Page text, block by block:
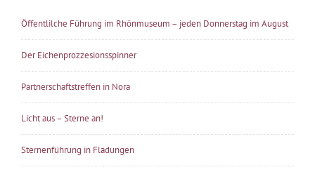
Öffentlilche Führung im Rhönmuseum – jeden Donnerstag im August
Der Eichenprozzesionsspinner
Partnerschaftstreffen in Nora
Licht aus – Sterne an!
Sternenführung in Fladungen